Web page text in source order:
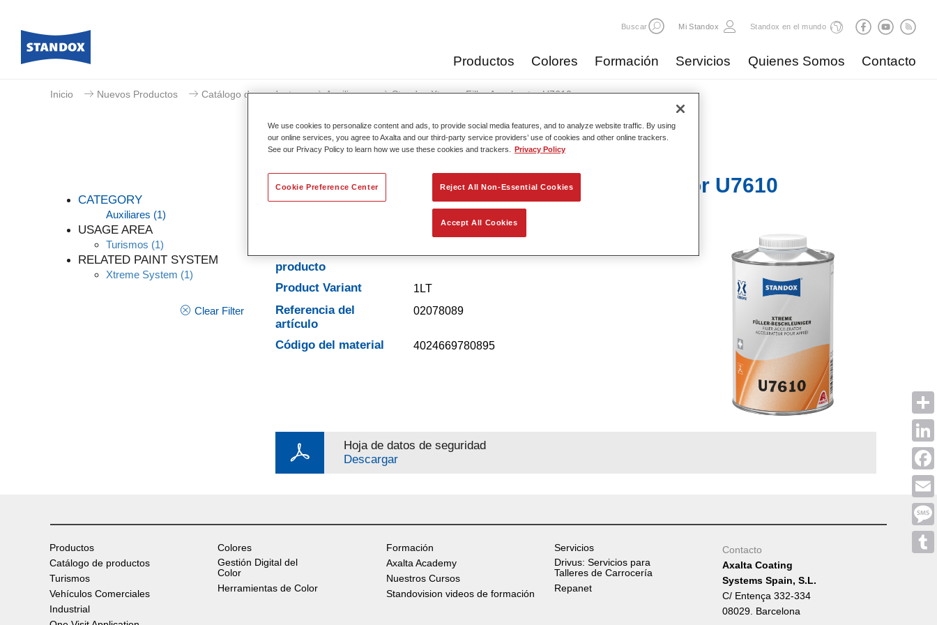
Buscar Mi Standox Standox en el mundo
Productos Colores Formación Servicios Quienes Somos Contacto
Email
Inicio Nuevos Productos Catálogo de productos Auxiliares Standox Xtreme Filler Accelerator U7610
CATEGORY
Auxiliares (1)
USAGE AREA
Turismos (1)
RELATED PAINT SYSTEM
Xtreme System (1)
Clear Filter
Standox Xtreme Filler Accelerator U7610
Características del
producto
Product Variant
1LT
Referencia del
artículo
02078089
Código del material 4024669780895
Hoja de datos de seguridad
Descargar
Productos
Catálogo de productos
Turismos
Vehículos Comerciales
Industrial
Colores
Gestión Digital del
Color
Herramientas de Color
Formación
Axalta Academy
Nuestros Cursos
Standovision videos de formación
Servicios
Drivus: Servicios para
Talleres de Carrocería
Repanet
Contacto
Axalta Coating
Systems Spain, S.L.
C/ Entença 332-334
08029. Barcelona
We use cookies to personalize content and ads, to provide social media features, and to analyze website traffic. By using
our online services, you agree to Axalta and our third-party service providers’ use of cookies and other online trackers.
See our Privacy Policy to learn how we use these cookies and trackers.
Privacy Policy
Reject All Non-Essential Cookies
Accept All Cookies
Cookie Preference Center